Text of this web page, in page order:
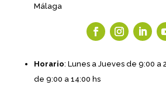
Málaga
Horario: Lunes a Jueves de 9:00 a
de 9:00 a 14:00 hs